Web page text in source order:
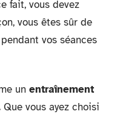
fait, vous devez
vous êtes sûr de
vos séances
un entraînement
Que vous ayez choisi